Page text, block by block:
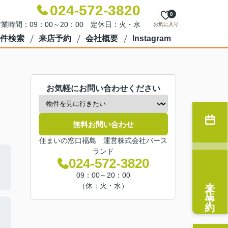
024-572-3820
時間：09：00～20：00 定休日：火・水 お気に入り
0
検索 来店予約 会社概要 Instagram
お気軽にお問い合わせください
無料お問い合わせ
住まいの窓口福島 運営株式会社バース
ランド
024-572-3820
09：00～20：00
（休：火・水）
来店予約